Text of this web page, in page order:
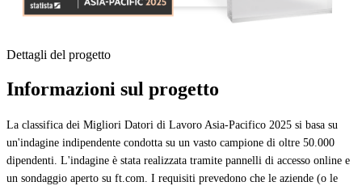
Dettagli del progetto
Informazioni sul progetto
La classifica dei Migliori Datori di Lavoro Asia-Pacifico 2025 si basa su
un'indagine indipendente condotta su un vasto campione di oltre 50.000
dipendenti. L'indagine è stata realizzata tramite pannelli di accesso online e
un sondaggio aperto su ft.com. I requisiti prevedono che le aziende (o le